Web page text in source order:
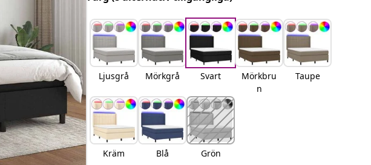
Ljusgrå Mörkgrå Svart
Mörkbru
n
Taupe
Kräm Blå Grön